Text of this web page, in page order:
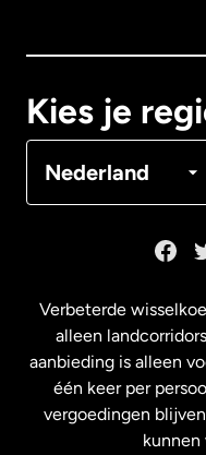
Kies je
Nederland
Maleisië
Nederland
Verbeterde
alleen
aanbieding is alleen
één keer per
vergoedingen